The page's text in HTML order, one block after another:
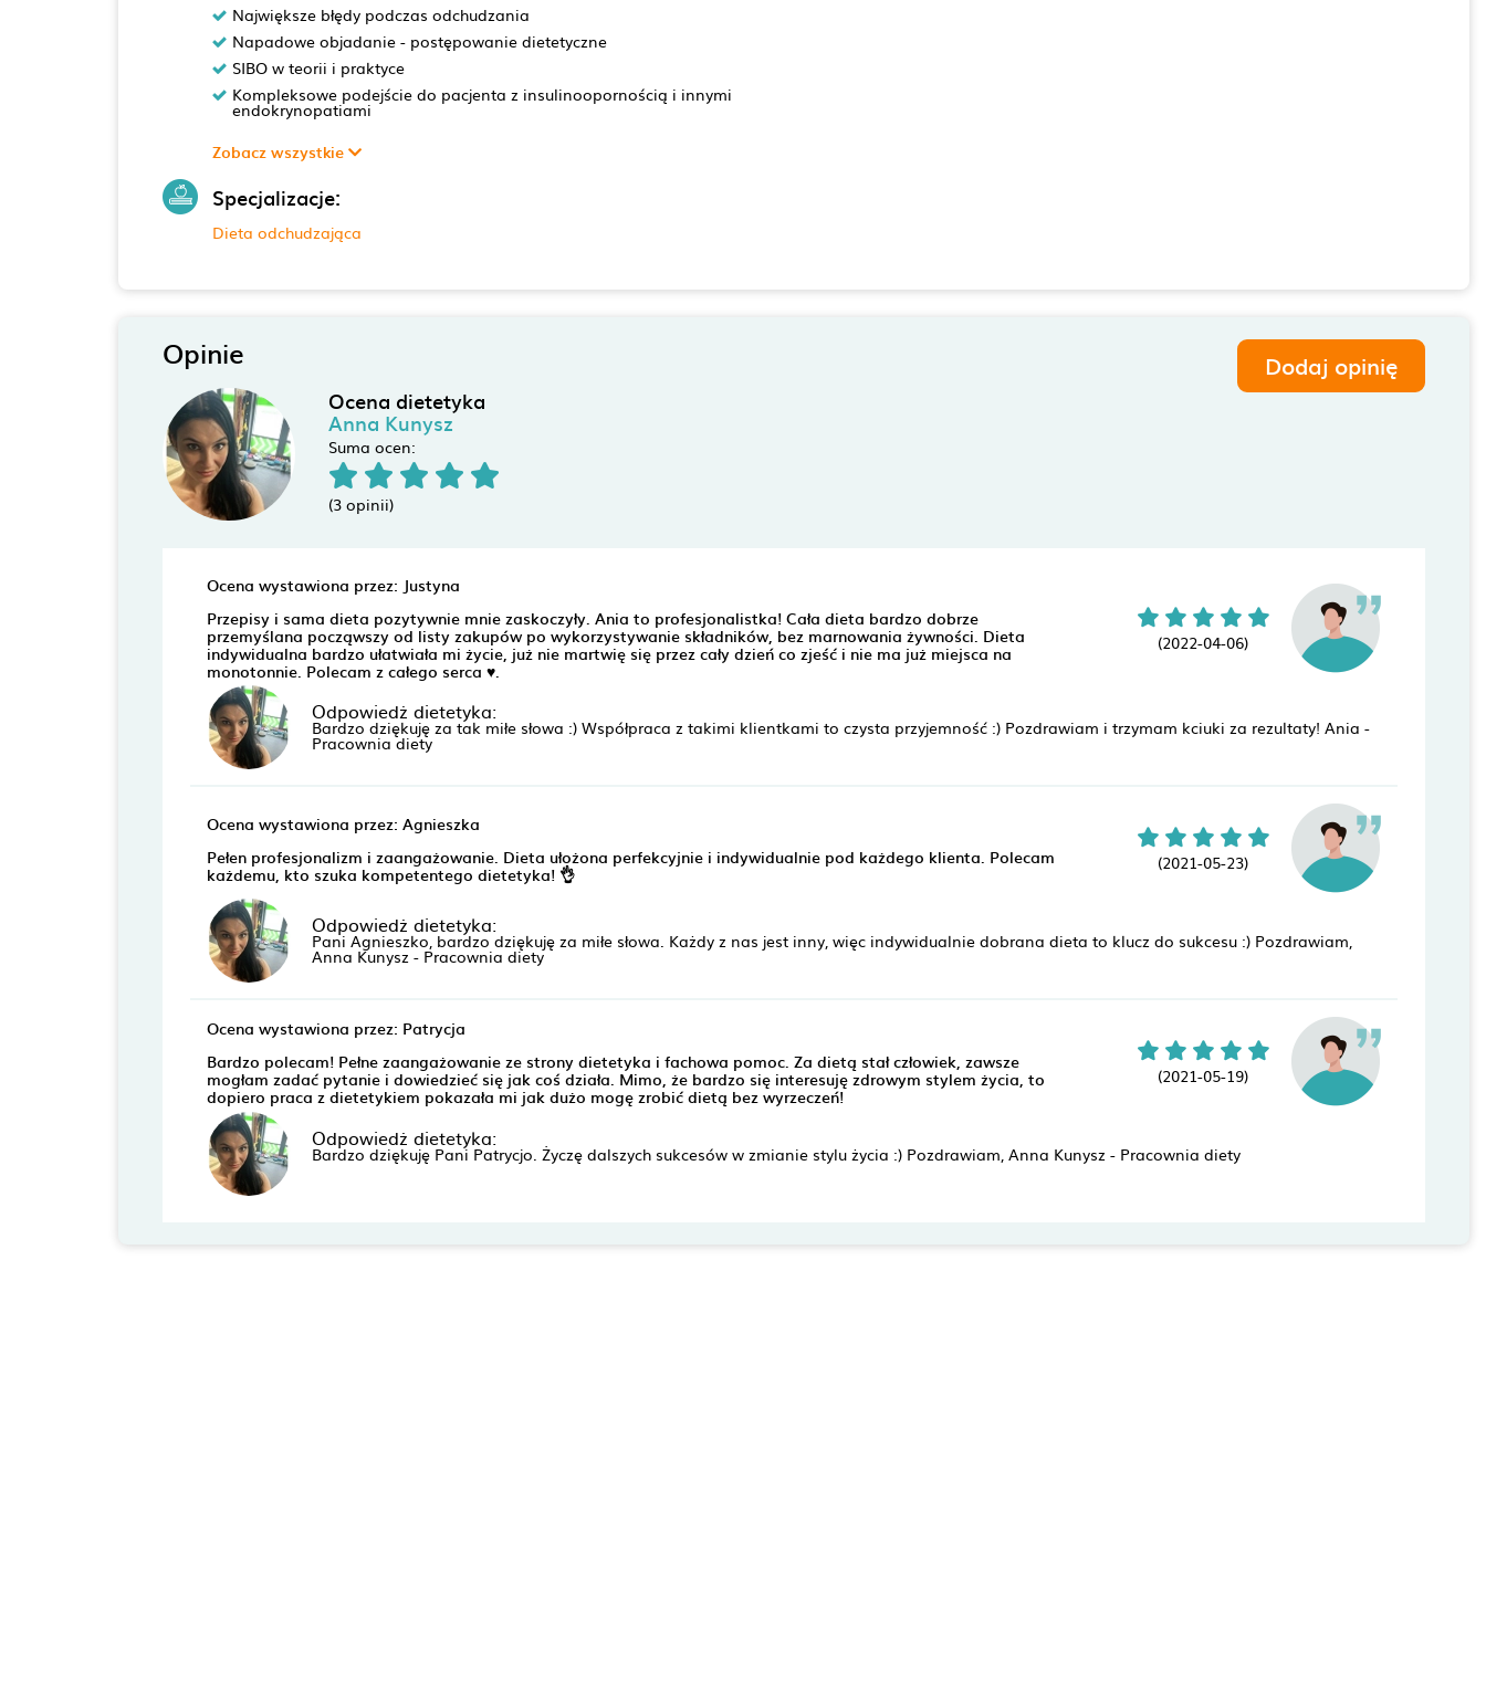
Największe błędy podczas odchudzania
Napadowe objadanie - postępowanie dietetyczne
SIBO w teorii i praktyce
Kompleksowe podejście do pacjenta z insulinoopornością i innymi
endokrynopatiami
Zobacz wszystkie
Specjalizacje:
Dieta odchudzająca
Opinie Dodaj opinię
Ocena dietetyka
Anna Kunysz
Suma ocen:
(3 opinii)
Ocena wystawiona przez: Justyna
Przepisy i sama dieta pozytywnie mnie zaskoczyły. Ania to profesjonalistka! Cała dieta bardzo dobrze
przemyślana począwszy od listy zakupów po wykorzystywanie składników, bez marnowania żywności. Dieta
indywidualna bardzo ułatwiała mi życie, już nie martwię się przez cały dzień co zjeść i nie ma już miejsca na
monotonnie. Polecam z całego serca ♥️.
(2022-04-06)
Odpowiedż dietetyka:
Bardzo dziękuję za tak miłe słowa :) Współpraca z takimi klientkami to czysta przyjemność :) Pozdrawiam i trzymam kciuki za rezultaty! Ania -
Pracownia diety
Ocena wystawiona przez: Agnieszka
Pełen profesjonalizm i zaangażowanie. Dieta ułożona perfekcyjnie i indywidualnie pod każdego klienta. Polecam
każdemu, kto szuka kompetentego dietetyka! 👌 (2021-05-23)
Odpowiedż dietetyka:
Pani Agnieszko, bardzo dziękuję za miłe słowa. Każdy z nas jest inny, więc indywidualnie dobrana dieta to klucz do sukcesu :) Pozdrawiam,
Anna Kunysz - Pracownia diety
Ocena wystawiona przez: Patrycja
Bardzo polecam! Pełne zaangażowanie ze strony dietetyka i fachowa pomoc. Za dietą stał człowiek, zawsze
mogłam zadać pytanie i dowiedzieć się jak coś działa. Mimo, że bardzo się interesuję zdrowym stylem życia, to
dopiero praca z dietetykiem pokazała mi jak dużo mogę zrobić dietą bez wyrzeczeń!
(2021-05-19)
Odpowiedż dietetyka:
Bardzo dziękuję Pani Patrycjo. Życzę dalszych sukcesów w zmianie stylu życia :) Pozdrawiam, Anna Kunysz - Pracownia diety